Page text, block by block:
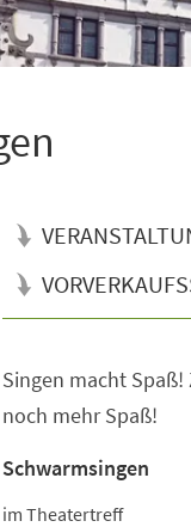
Singen macht
noch mehr Spaß!
Schwarmsingen
im Theatertreff